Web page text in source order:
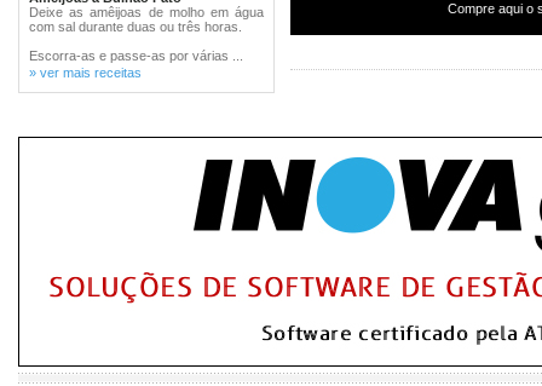
Deixe as amêijoas de molho em água
com sal durante duas ou três horas.
Escorra-as e passe-as por várias ...
» ver mais receitas
Compre aqui o